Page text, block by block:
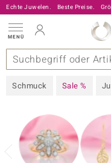
Echte Juwelen. Beste Preise.
0800 227 44 13
MENÜ
Schmuck Sale %
Design
Beliebte Edelsteine
- Z Allgemeines
Angebote